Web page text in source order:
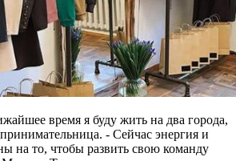
время я буду жить на два города,
- Сейчас энергия и
на то, чтобы развить свою команду